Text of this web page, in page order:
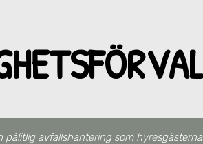
avfallshantering som